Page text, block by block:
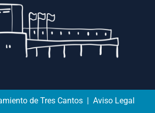
de Tres Cantos | Aviso Legal